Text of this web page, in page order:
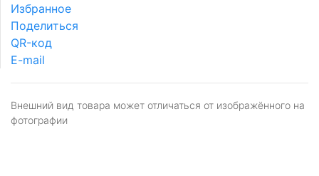
Избранное
Поделиться
QR-код
E-mail
Внешний вид товара может отличаться от изображённого на
фотографии